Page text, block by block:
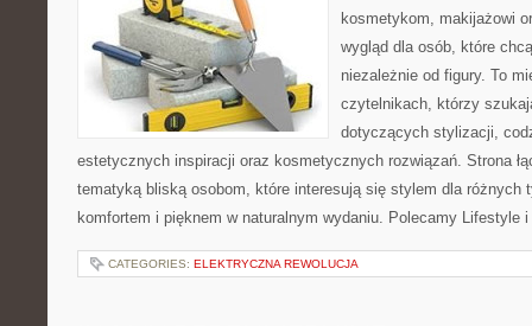
kosmetykom, makijażowi
wygląd dla osób, które
niezależnie od figury. To
czytelnikach, którzy
dotyczących stylizacji,
estetycznych inspiracji oraz kosmetycznych rozwiązań. Strona
tematyką bliską osobom, które interesują się stylem dla różnych
komfortem i pięknem w naturalnym wydaniu. Polecamy Lifestyle
CATEGORIES: ELEKTRYCZNA REWOLUCJA